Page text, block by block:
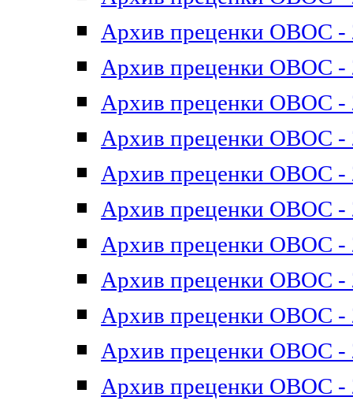
Архив преценки ОВОС -
Архив преценки ОВОС -
Архив преценки ОВОС -
Архив преценки ОВОС -
Архив преценки ОВОС -
Архив преценки ОВОС -
Архив преценки ОВОС -
Архив преценки ОВОС -
Архив преценки ОВОС -
Архив преценки ОВОС -
Архив преценки ОВОС -